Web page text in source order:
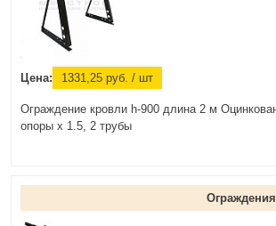
Цена: 1331,25 руб. / шт
Ограждение кровли h-900 длина 2 м
опоры х 1.5, 2 трубы